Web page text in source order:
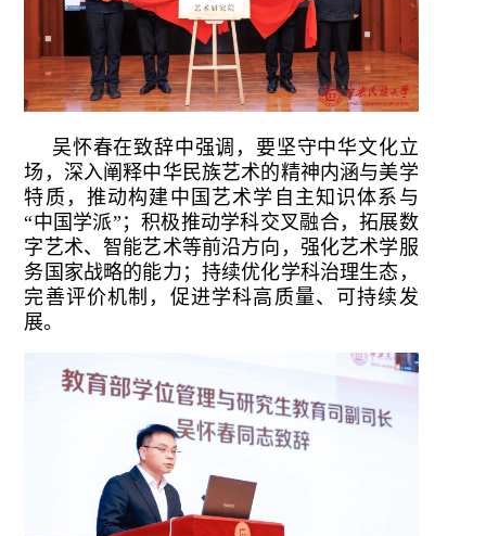
吴怀春在致辞中强调，要坚守中华文化立
场，深入阐释中华民族艺术的精神内涵与美学
特质，推动构建中国艺术学自主知识体系与
“中国学派”；积极推动学科交叉融合，拓展数
字艺术、智能艺术等前沿方向，强化艺术学服
务国家战略的能力；持续优化学科治理生态，
完善评价机制，促进学科高质量、可持续发
展。